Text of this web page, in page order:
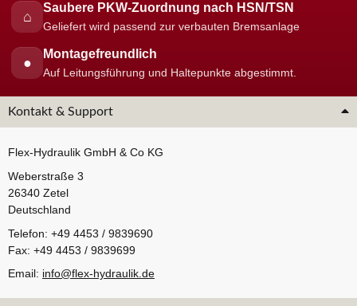
⌂
Saubere PKW-Zuordnung nach HSN/TSN
Geliefert wird passend zur verbauten Bremsanlage
●
Montagefreundlich
Auf Leitungsführung und Haltepunkte abgestimmt.
Kontakt & Support
Flex-Hydraulik GmbH & Co KG
Weberstraße 3
26340 Zetel
Deutschland
Telefon: +49 4453 / 9839690
Fax: +49 4453 / 9839699
Email: info@flex-hydraulik.de